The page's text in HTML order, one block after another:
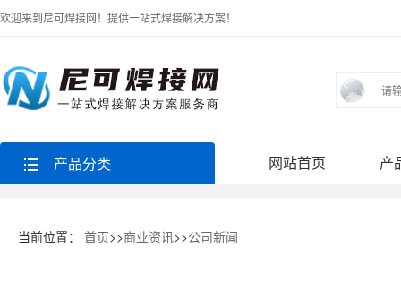
欢迎来到尼可焊接网！提供一站式焊接解决方案！
产品分类 网站首页 产
当前位置： 首页>>商业资讯>>公司新闻